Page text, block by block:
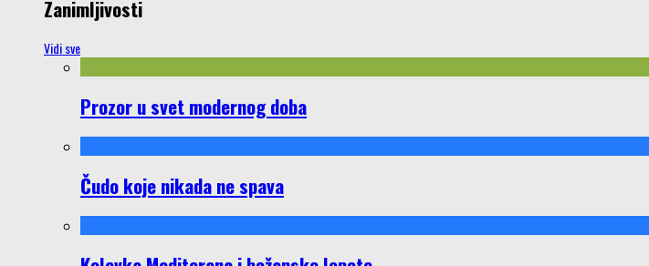
Zanimljivosti
Vidi sve
Prozor u svet modernog doba
Čudo koje nikada ne spava